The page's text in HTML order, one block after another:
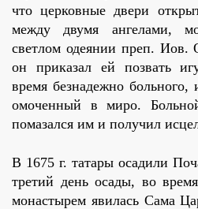
что церковные двери
между двумя ангелами,
светлом одеянии преп. Иов.
он приказал ей позвать
время безнадежно больного,
омоченный в миро.
помазался им и получил
В 1675 г. татары осадили
третий день осады, во
монастырем явилась Сама